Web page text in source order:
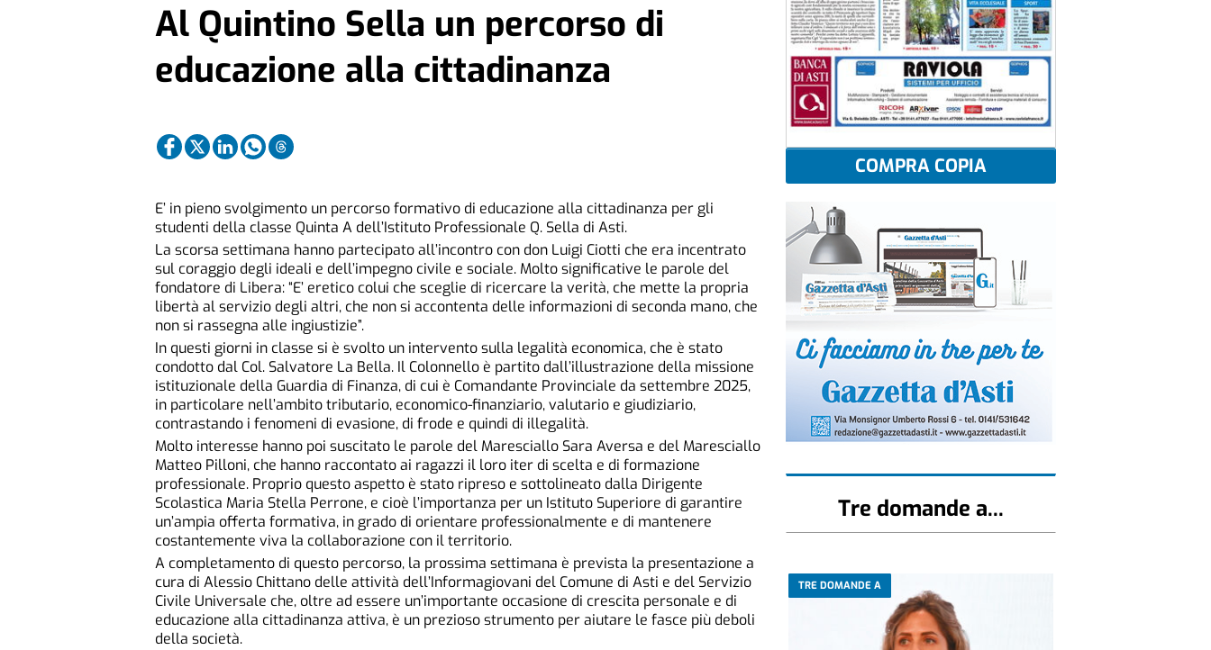
Al Quintino Sella un percorso di
educazione alla cittadinanza
E’ in pieno svolgimento un percorso formativo di educazione alla cittadinanza per gli
studenti della classe Quinta A dell’Istituto Professionale Q. Sella di Asti.
La scorsa settimana hanno partecipato all’incontro con don Luigi Ciotti che era incentrato
sul coraggio degli ideali e dell’impegno civile e sociale. Molto significative le parole del
fondatore di Libera: “E’ eretico colui che sceglie di ricercare la verità, che mette la propria
libertà al servizio degli altri, che non si accontenta delle informazioni di seconda mano, che
non si rassegna alle ingiustizie”.
In questi giorni in classe si è svolto un intervento sulla legalità economica, che è stato
condotto dal Col. Salvatore La Bella. Il Colonnello è partito dall’illustrazione della missione
istituzionale della Guardia di Finanza, di cui è Comandante Provinciale da settembre 2025,
in particolare nell’ambito tributario, economico-finanziario, valutario e giudiziario,
contrastando i fenomeni di evasione, di frode e quindi di illegalità.
Molto interesse hanno poi suscitato le parole del Maresciallo Sara Aversa e del Maresciallo
Matteo Pilloni, che hanno raccontato ai ragazzi il loro iter di scelta e di formazione
professionale. Proprio questo aspetto è stato ripreso e sottolineato dalla Dirigente
Scolastica Maria Stella Perrone, e cioè l’importanza per un Istituto Superiore di garantire
un’ampia offerta formativa, in grado di orientare professionalmente e di mantenere
costantemente viva la collaborazione con il territorio.
A completamento di questo percorso, la prossima settimana è prevista la presentazione a
cura di Alessio Chittano delle attività dell’Informagiovani del Comune di Asti e del Servizio
Civile Universale che, oltre ad essere un’importante occasione di crescita personale e di
educazione alla cittadinanza attiva, è un prezioso strumento per aiutare le fasce più deboli
della società.
COMPRA COPIA
Tre domande a...
TRE DOMANDE A